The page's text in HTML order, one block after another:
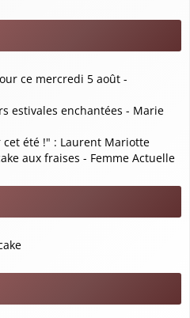
ce mercredi 5 août -
estivales enchantées - Marie
été !" : Laurent Mariotte
aux fraises - Femme Actuelle